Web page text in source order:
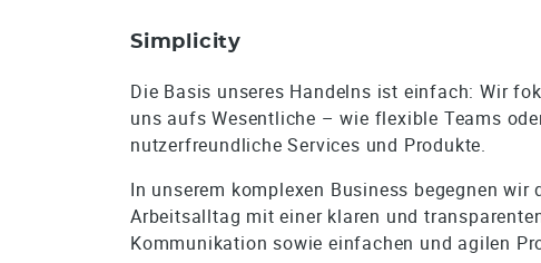
Simplicity
Die Basis unseres Handelns ist einfach: Wir
uns aufs Wesentliche – wie flexible Teams
nutzerfreundliche Services und Produkte.
In unserem komplexen Business begegnen wir
Arbeitsalltag mit einer klaren und
Kommunikation sowie einfachen und agilen